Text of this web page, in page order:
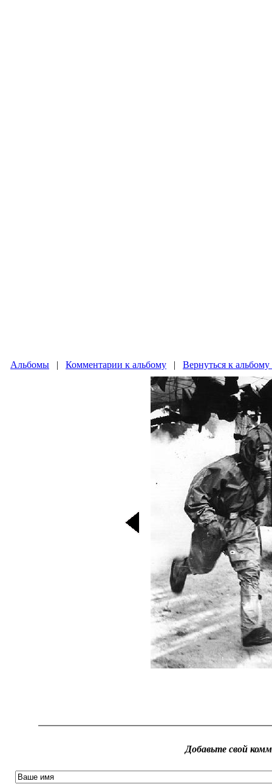
Альбомы | Комментарии к альбому | Вернуться к
Добавьте свой